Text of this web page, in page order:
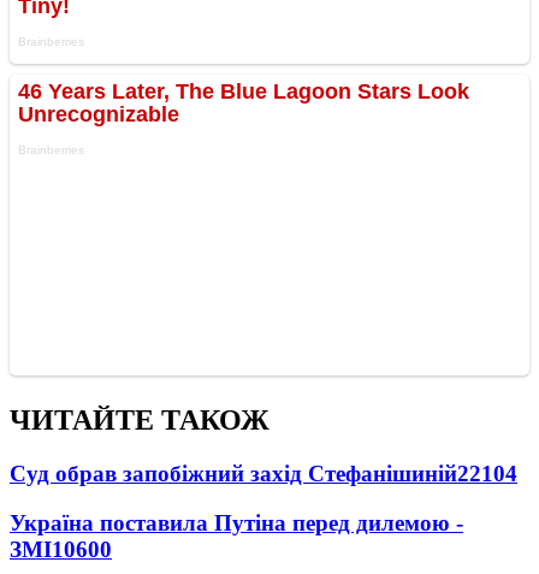
ЧИТАЙТЕ ТАКОЖ
Суд обрав запобіжний захід Стефанішиній22104
Україна поставила Путіна перед дилемою -
ЗМІ10600